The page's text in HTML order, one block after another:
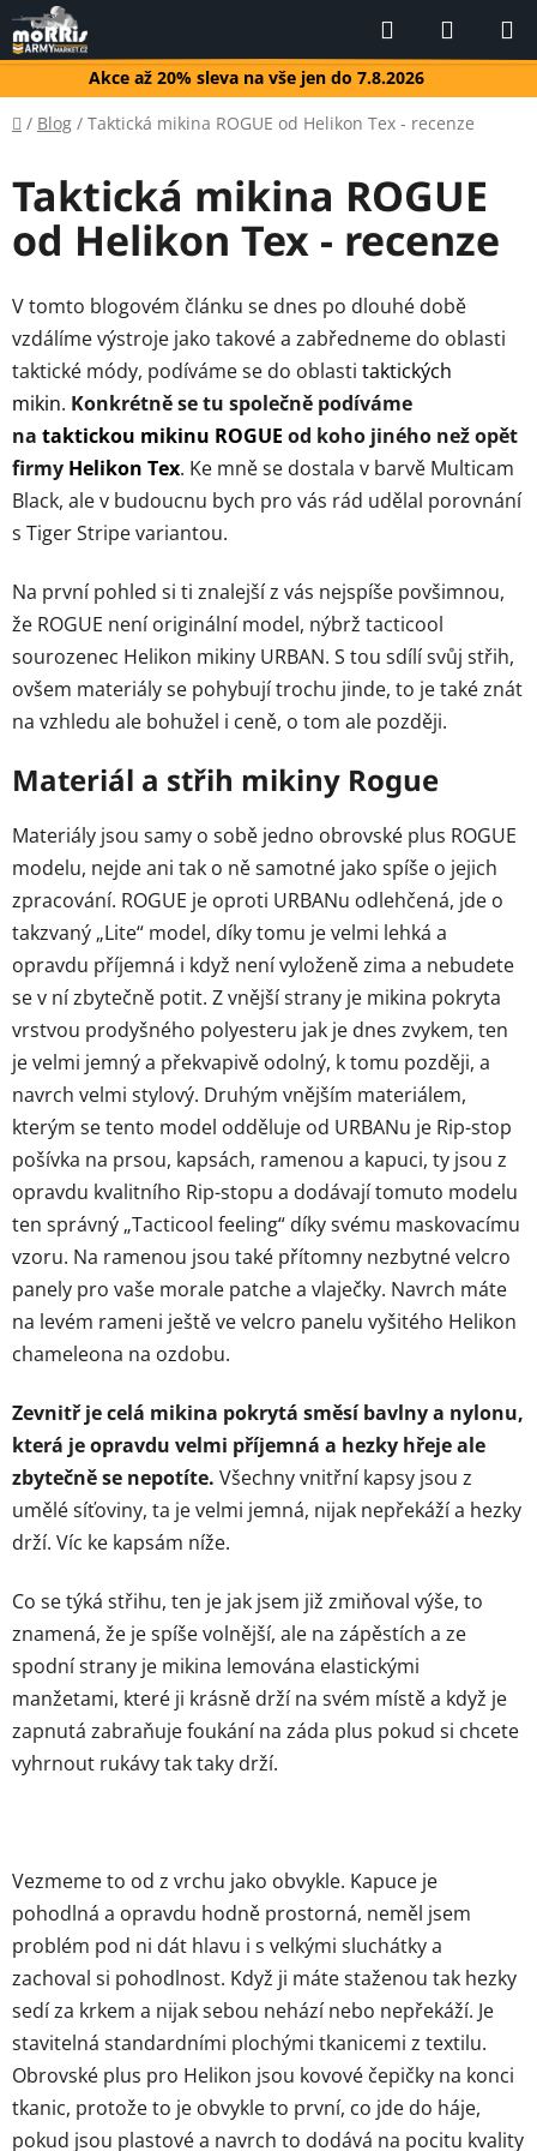
Přejít
na
obsah
Akce až 20% sleva na vše jen do 7.8.2026
Hledat
KOŠÍK
Domů
/ Blog / Taktická mikina ROGUE od Helikon Tex - recenze
Taktická mikina ROGUE
od Helikon Tex - recenze
V tomto blogovém článku se dnes po dlouhé době
vzdálíme výstroje jako takové a zabředneme do oblasti
taktické módy, podíváme se do oblasti taktických
mikin. Konkrétně se tu společně podíváme
na taktickou mikinu ROGUE od koho jiného než opět
firmy Helikon Tex. Ke mně se dostala v barvě Multicam
Black, ale v budoucnu bych pro vás rád udělal porovnání
s Tiger Stripe variantou.
Na první pohled si ti znalejší z vás nejspíše povšimnou,
že ROGUE není originální model, nýbrž tacticool
sourozenec Helikon mikiny URBAN. S tou sdílí svůj střih,
ovšem materiály se pohybují trochu jinde, to je také znát
na vzhledu ale bohužel i ceně, o tom ale později.
Materiál a střih mikiny Rogue
Materiály jsou samy o sobě jedno obrovské plus ROGUE
modelu, nejde ani tak o ně samotné jako spíše o jejich
zpracování. ROGUE je oproti URBANu odlehčená, jde o
takzvaný „Lite“ model, díky tomu je velmi lehká a
opravdu příjemná i když není vyloženě zima a nebudete
se v ní zbytečně potit. Z vnější strany je mikina pokryta
vrstvou prodyšného polyesteru jak je dnes zvykem, ten
je velmi jemný a překvapivě odolný, k tomu později, a
navrch velmi stylový. Druhým vnějším materiálem,
kterým se tento model odděluje od URBANu je Rip-stop
pošívka na prsou, kapsách, ramenou a kapuci, ty jsou z
opravdu kvalitního Rip-stopu a dodávají tomuto modelu
ten správný „Tacticool feeling“ díky svému maskovacímu
vzoru. Na ramenou jsou také přítomny nezbytné velcro
panely pro vaše morale patche a vlaječky. Navrch máte
na levém rameni ještě ve velcro panelu vyšitého Helikon
chameleona na ozdobu.
Zevnitř je celá mikina pokrytá směsí bavlny a nylonu,
která je opravdu velmi příjemná a hezky hřeje ale
zbytečně se nepotíte. Všechny vnitřní kapsy jsou z
umělé síťoviny, ta je velmi jemná, nijak nepřekáží a hezky
drží. Víc ke kapsám níže.
Co se týká střihu, ten je jak jsem již zmiňoval výše, to
znamená, že je spíše volnější, ale na zápěstích a ze
spodní strany je mikina lemována elastickými
manžetami, které ji krásně drží na svém místě a když je
zapnutá zabraňuje foukání na záda plus pokud si chcete
vyhrnout rukávy tak taky drží.
Vezmeme to od z vrchu jako obvykle. Kapuce je
pohodlná a opravdu hodně prostorná, neměl jsem
problém pod ni dát hlavu i s velkými sluchátky a
zachoval si pohodlnost. Když ji máte staženou tak hezky
sedí za krkem a nijak sebou nehází nebo nepřekáží. Je
stavitelná standardními plochými tkanicemi z textilu.
Obrovské plus pro Helikon jsou kovové čepičky na konci
tkanic, protože to je obvykle to první, co jde do háje,
pokud jsou plastové a navrch to dodává na pocitu kvality